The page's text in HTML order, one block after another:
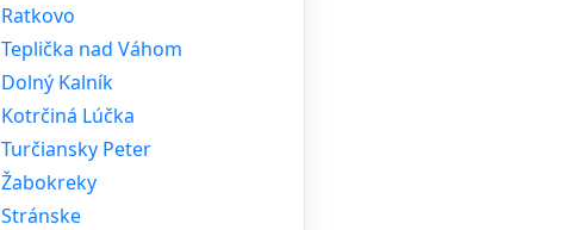
Ratkovo
Teplička nad Váhom
Dolný Kalník
Kotrčiná Lúčka
Turčiansky Peter
Žabokreky
Stránske